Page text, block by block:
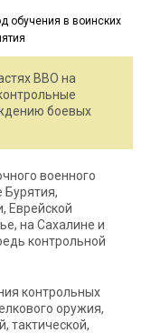
ВВО на
боевых
военного
Бурятия,
Еврейской
на Сахалине и
контрольной
контрольных
оружия,
тактической,